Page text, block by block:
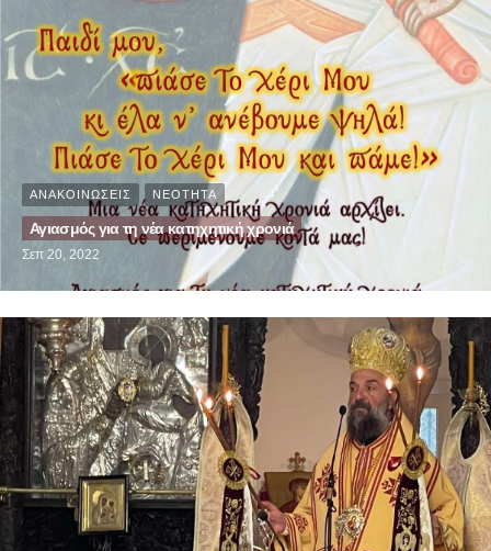
ΑΝΑΚΟΙΝΩΣΕΙΣ ΝΕΟΤΗΤΑ
Αγιασμός για τη νέα κατηχητική χρονιά
Σεπ 20, 2022